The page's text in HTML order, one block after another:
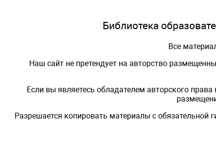
Библиотека
Все
Наш сайт не претендует на авторство
Если вы являетесь обладателем авторского
Разрешается копировать материалы с